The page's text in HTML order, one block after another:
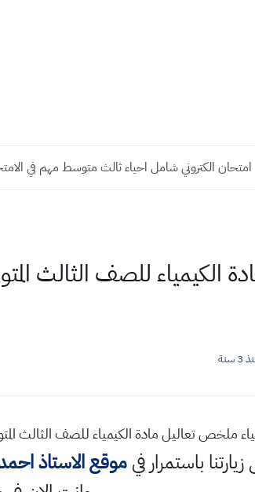
امتحان الكتروني شامل احياء ثالث متوسط مهم في
الكيمياء للصف الثالث
سنة
باستمرار فيموقع الاستاذ